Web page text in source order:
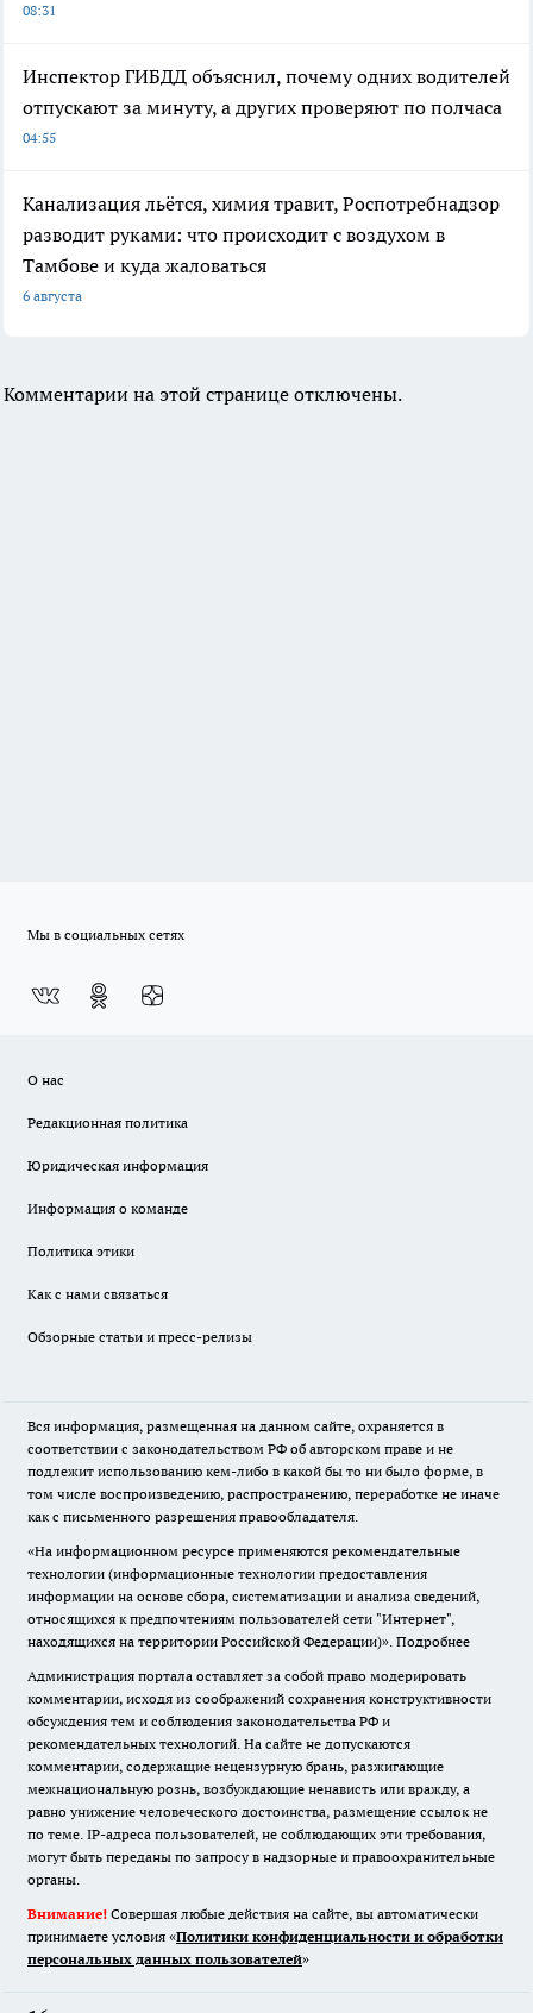
08:31
Инспектор ГИБДД объяснил, почему одних водителей
отпускают за минуту, а других проверяют по полчаса
04:55
Канализация льётся, химия травит, Роспотребнадзор
разводит руками: что происходит с воздухом в
Тамбове и куда жаловаться
6 августа
Комментарии на этой странице отключены.
Мы в социальных сетях
О нас
Редакционная политика
Юридическая информация
Информация о команде
Политика этики
Как с нами связаться
Обзорные статьи и пресс-релизы
Вся информация, размещенная на данном сайте, охраняется в
соответствии с законодательством РФ об авторском праве и не
подлежит использованию кем-либо в какой бы то ни было форме, в
том числе воспроизведению, распространению, переработке не иначе
как с письменного разрешения правообладателя.
«На информационном ресурсе применяются рекомендательные
технологии (информационные технологии предоставления
информации на основе сбора, систематизации и анализа сведений,
относящихся к предпочтениям пользователей сети "Интернет",
находящихся на территории Российской Федерации)». Подробнее
Администрация портала оставляет за собой право модерировать
комментарии, исходя из соображений сохранения конструктивности
обсуждения тем и соблюдения законодательства РФ и
рекомендательных технологий. На сайте не допускаются
комментарии, содержащие нецензурную брань, разжигающие
межнациональную рознь, возбуждающие ненависть или вражду, а
равно унижение человеческого достоинства, размещение ссылок не
по теме. IP-адреса пользователей, не соблюдающих эти требования,
могут быть переданы по запросу в надзорные и правоохранительные
органы.
Внимание! Совершая любые действия на сайте, вы автоматически
принимаете условия «Политики конфиденциальности и обработки
персональных данных пользователей»